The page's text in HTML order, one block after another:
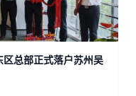
总部正式落户苏州吴